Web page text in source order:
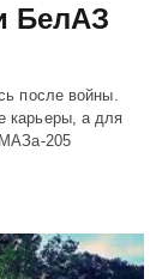
БелАЗ
после войны.
карьеры, а для
МАЗа-205